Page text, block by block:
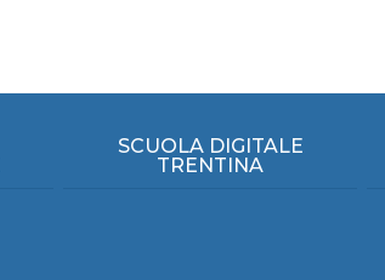
SCUOLA DIGITALE
TRENTINA